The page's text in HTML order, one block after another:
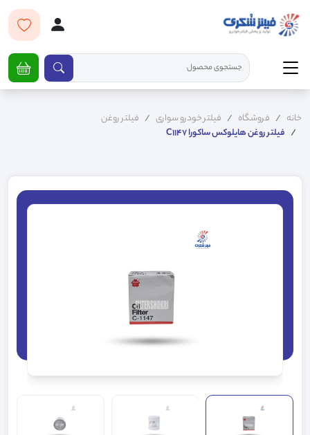
خانه فروشگاه فیلتر خودرو سواری
فیلتر روغن
فیلتر روغن هایلوکس ساکورا C1147